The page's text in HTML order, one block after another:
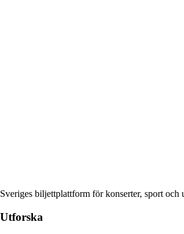
Sveriges biljettplattform för konserter, sport och
Utforska